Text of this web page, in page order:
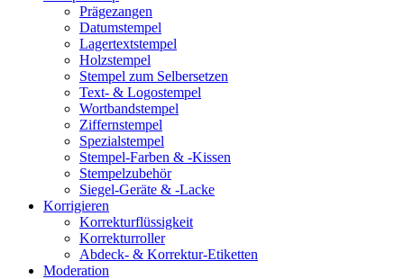
Prägezangen
Datumstempel
Lagertextstempel
Holzstempel
Stempel zum Selbersetzen
Text- & Logostempel
Wortbandstempel
Ziffernstempel
Spezialstempel
Stempel-Farben & -Kissen
Stempelzubehör
Siegel-Geräte & -Lacke
Korrigieren
Korrekturflüssigkeit
Korrekturroller
Abdeck- & Korrektur-Etiketten
Moderation